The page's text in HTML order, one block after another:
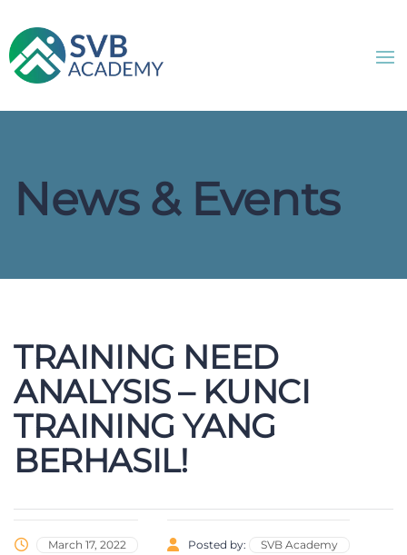
News & Events
TRAINING NEED
ANALYSIS – KUNCI
TRAINING YANG
BERHASIL!
March 17, 2022 Posted by: SVB Academy